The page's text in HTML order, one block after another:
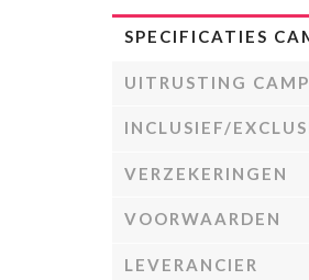
SPECIFICATIES
UITRUSTING
INCLUSIEF/
VERZEKERINGEN
VOORWAARDEN
LEVERANCIER